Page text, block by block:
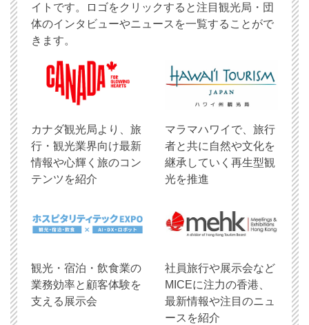
イトです。ロゴをクリックすると注目観光局・団
体のインタビューやニュースを一覧することがで
きます。
​カナダ観光局より、旅
行・観光業界向け最新
情報や心輝く旅のコン
テンツを紹介
マラマハワイで、旅行
者と共に自然や文化を
継承していく再生型観
光を推進
観光・宿泊・飲食業の
業務効率と顧客体験を
支える展示会
社員旅行や展示会など
MICEに注力の香港、
最新情報や注目のニュ
ースを紹介